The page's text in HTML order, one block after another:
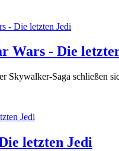
Wars - Die
Skywalker-Saga schließen
letzten Jedi